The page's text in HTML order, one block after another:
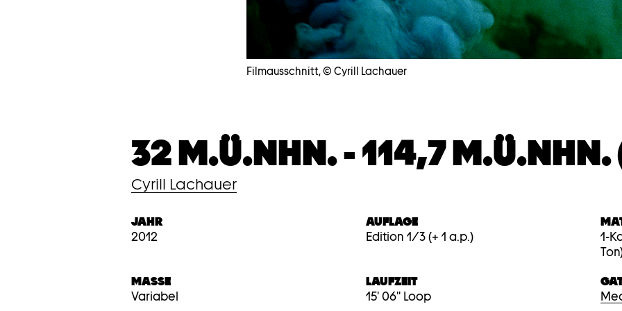
Mute
Filmausschnitt, © Cyrill Lachauer
32 M.Ü.NHN. - 114,7
Cyrill Lachauer
JAHR
2012
AUFLAGE
Edition 1/3 (+ 1 a.p.)
1-
MASSE
Variabel
LAUFZEIT
15' 06'' Loop